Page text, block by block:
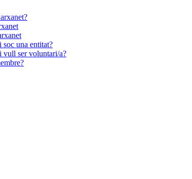
soc una entitat?
vull ser voluntari/a?